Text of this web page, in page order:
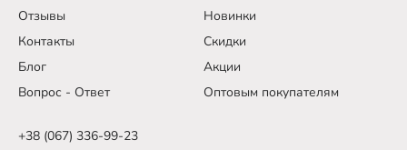
Отзывы
Новинки
Контакты
Скидки
Блог
Акции
Вопрос - Ответ
Оптовым покупателям
+38 (067) 336-99-23